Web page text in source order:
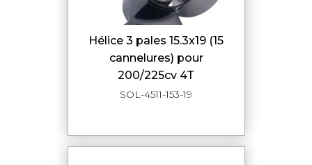
hélice 3 pales 15.3x19 (15
cannelures) pour
200/225cv 4T
SOL-4511-153-19